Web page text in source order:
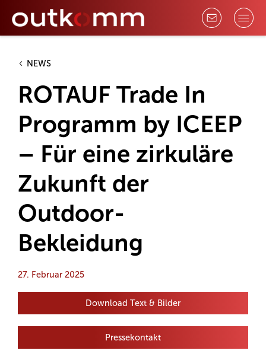
NEWS
ROTAUF Trade In
Programm by ICEEP
– Für eine zirkuläre
Zukunft der
Outdoor-
Bekleidung
27. Februar 2025
Download Text & Bilder
Pressekontakt